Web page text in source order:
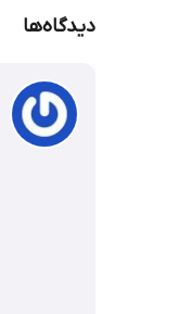
دیدگاه‌ها